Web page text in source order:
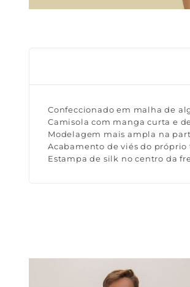
Confeccionado em malha de
Camisola com manga curta e
Modelagem mais ampla na
Acabamento de viés do próprio
Estampa de silk no centro da